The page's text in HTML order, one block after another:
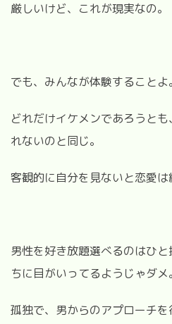
厳しいけど、これが現実なの。
でも、みんなが体験することよ。
どれだけイケメンであろうと
れないのと同じ。
客観的に自分を見ないと恋愛は
男性を好き放題選べるのはひ
ちに目がいってるようじゃダメ。
孤独で、男からのアプローチ